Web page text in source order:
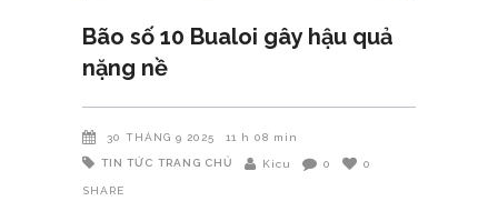
Bão số 10 Bualoi gây hậu quả
nặng nề
30 THÁNG 9 2025 11 h 08 min
TIN TỨC TRANG CHỦ Kicu 0 0
SHARE